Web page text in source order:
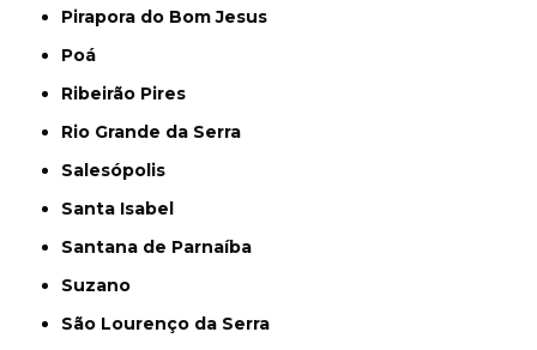
Pirapora do Bom Jesus
Poá
Ribeirão Pires
Rio Grande da Serra
Salesópolis
Santa Isabel
Santana de Parnaíba
Suzano
São Lourenço da Serra